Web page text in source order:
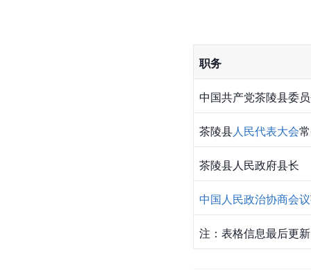
职务
中国共产党茶陵县委
茶陵县人民代表大会
茶陵县人民政府县长
中国人民政治协商会议
注：表格信息最后更